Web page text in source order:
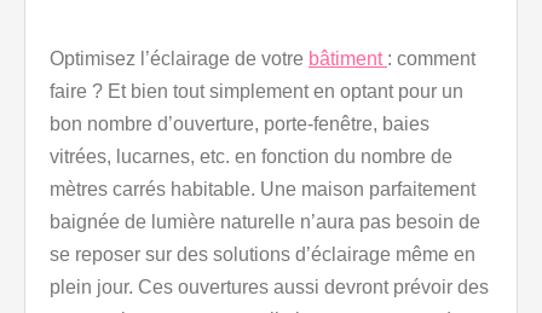
Optimisez l’éclairage de votre bâtiment : comment
faire ? Et bien tout simplement en optant pour un
bon nombre d’ouverture, porte-fenêtre, baies
vitrées, lucarnes, etc. en fonction du nombre de
mètres carrés habitable. Une maison parfaitement
baignée de lumière naturelle n’aura pas besoin de
se reposer sur des solutions d’éclairage même en
plein jour. Ces ouvertures aussi devront prévoir des